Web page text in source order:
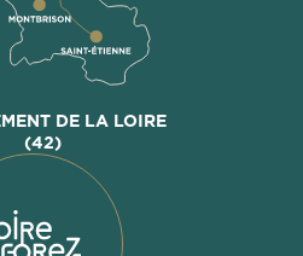
DE LA LOIRE
(42)